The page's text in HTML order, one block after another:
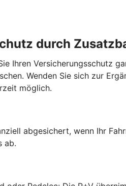
durch
Ihren Versicherungsschutz
Wenden Sie sich zur
möglich.
abgesichert, wenn Ihr
ab.